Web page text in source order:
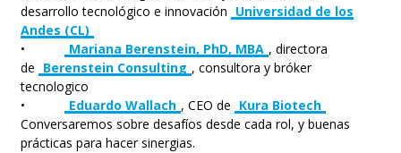
desarrollo tecnológico e innovación Universidad de los
Andes (CL)
•
Mariana Berenstein, PhD, MBA , directora
de Berenstein Consulting , consultora y bróker
tecnologico
•
Eduardo Wallach , CEO de Kura Biotech
Conversaremos sobre desafíos desde cada rol, y buenas
prácticas para hacer sinergias.